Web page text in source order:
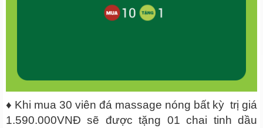
♦ Khi mua 30 viên đá massage nóng bất kỳ trị giá
1.590.000VNĐ sẽ được tặng 01 chai tinh dầu